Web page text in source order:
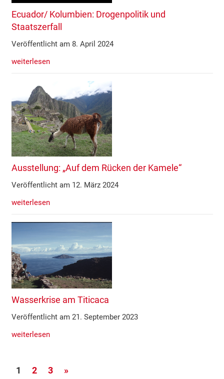
Ecuador/ Kolumbien: Drogenpolitik und
Staatszerfall
Veröffentlicht am 8. April 2024
weiterlesen
Ausstellung: „Auf dem Rücken der Kamele“
Veröffentlicht am 12. März 2024
weiterlesen
Wasserkrise am Titicaca
Veröffentlicht am 21. September 2023
weiterlesen
Seitennummerierung
1 2 3
Nächste
»